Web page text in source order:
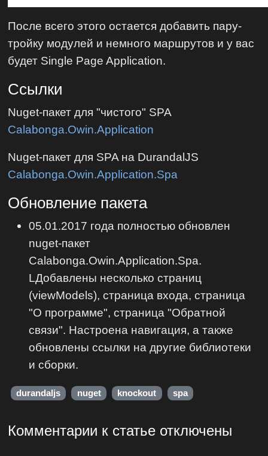
После всего этого остается добавить пару-
тройку модулей и немного маршрутов и у вас
будет Single Page Application.
Ссылки
Nuget-пакет для "чистого" SPA
Calabonga.Owin.Application
Nuget-пакет для SPA на DurandalJS
Calabonga.Owin.Application.Spa
Обновление пакета
05.01.2017 года полностью обновлен
nuget-пакет
Calabonga.Owin.Application.Spa.
LДобавлены несколько страниц
(viewModels), страница входа, страница
"О программе", страница "Обратной
связи". Настроена навигация, а также
обновлены ссылки на другие библиотеки
и сборки.
durandaljs nuget knockout spa
Комментарии к статье отключены